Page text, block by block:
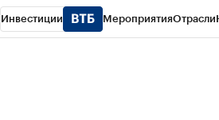
Инвестиции МероприятияОтрасли